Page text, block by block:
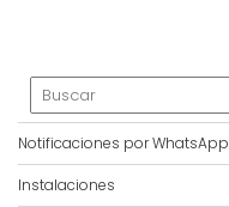
Notificaciones por WhatsApp
Instalaciones